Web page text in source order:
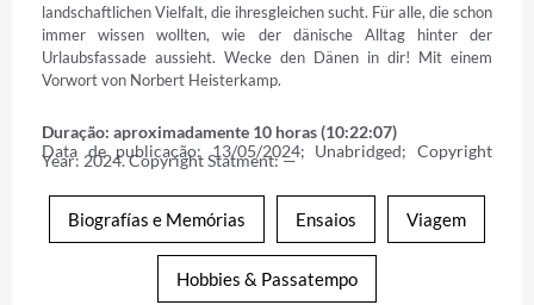
landschaftlichen Vielfalt, die ­ihresgleichen sucht. Für alle, die schon
immer wissen wollten, wie der dänische Alltag hinter der
Urlaubsfassade aussieht. Wecke den Dänen in dir! Mit einem
Vorwort von Norbert Heisterkamp.
Duração: aproximadamente 10 horas (10:22:07)
Data de publicação: 13/05/2024; Unabridged; Copyright
Year: 2024. Copyright Statment: —
Biografías e Memórias Ensaios Viagem
Hobbies & Passatempo